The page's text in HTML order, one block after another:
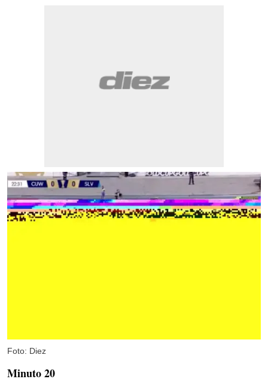
Foto: Diez
Minuto 20